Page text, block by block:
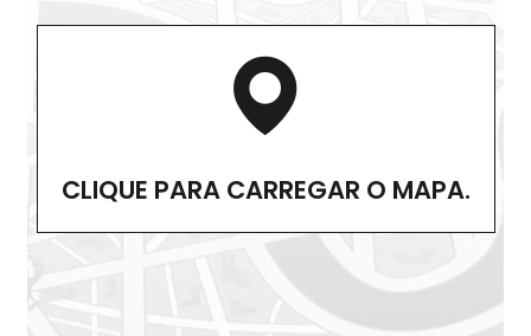
CLIQUE PARA CARREGAR O MAPA.